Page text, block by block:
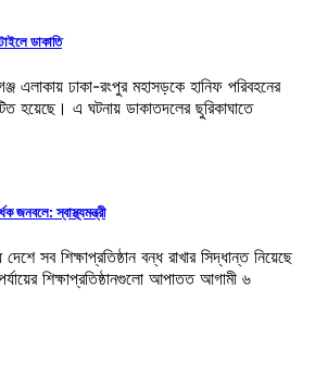
ডাকাতি
এলাকায় ঢাকা-রংপুর মহাসড়কে হানিফ পরিবহনের
হয়েছে। এ ঘটনায় ডাকাতদলের ছুরিকাঘাতে
জনবলে: স্বাস্থ্যমন্ত্রী
সব শিক্ষাপ্রতিষ্ঠান বন্ধ রাখার সিদ্ধান্ত নিয়েছে
শিক্ষাপ্রতিষ্ঠানগুলো আপাতত আগামী ৬